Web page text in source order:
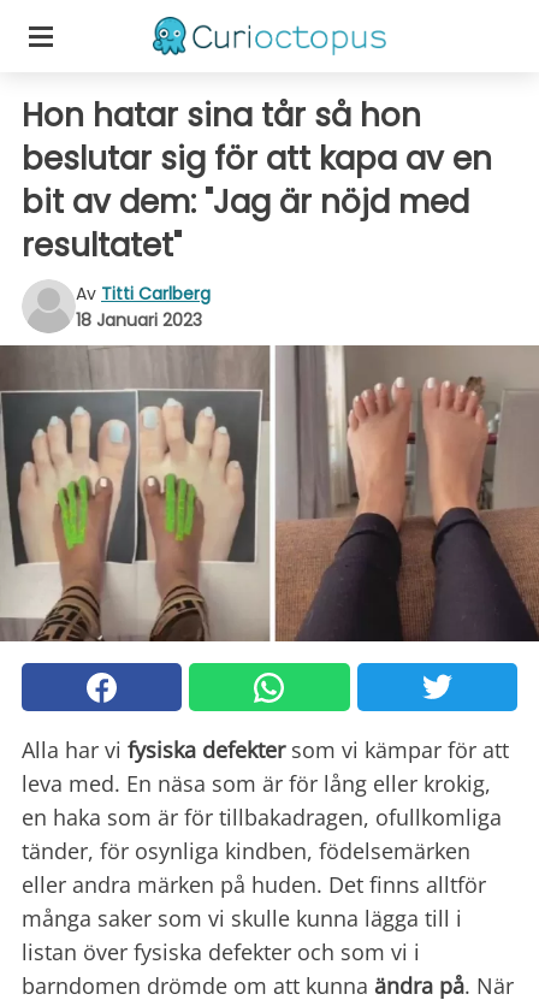
Hon hatar sina tår så hon
beslutar sig för att kapa av en
bit av dem: "Jag är nöjd med
resultatet"
Av Titti Carlberg
18 Januari 2023
Alla har vi fysiska defektersom vi kämpar för att
leva med. En näsa som är för lång eller krokig,
en haka som är för tillbakadragen, ofullkomliga
tänder, för osynliga kindben, födelsemärken
eller andra märken på huden. Det finns alltför
många saker som vi skulle kunna lägga till i
listan över fysiska defekter och som vi i
barndomen drömde om att kunna ändra på. När